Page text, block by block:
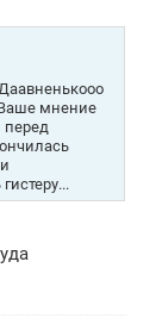
Даавненькооо
Ваше мнение
перед